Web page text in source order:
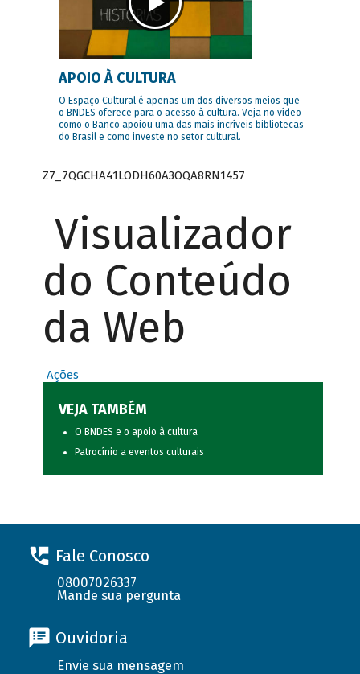
APOIO À CULTURA
O Espaço Cultural é apenas um dos diversos meios que
o BNDES oferece para o acesso à cultura. Veja no vídeo
como o Banco apoiou uma das mais incríveis bibliotecas
do Brasil e como investe no setor cultural.
Z7_7QGCHA41LODH60A3OQA8RN1457
Visualizador
do Conteúdo
da Web
Ações
VEJA TAMBÉM
O BNDES e o apoio à cultura
Patrocínio a eventos culturais
Fale Conosco
08007026337
Mande sua pergunta
Ouvidoria
Envie sua mensagem